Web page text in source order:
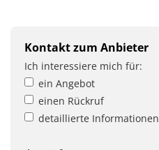
Kontakt zum Anbieter
Ich interessiere mich für:
ein Angebot
einen Rückruf
detaillierte Informationen